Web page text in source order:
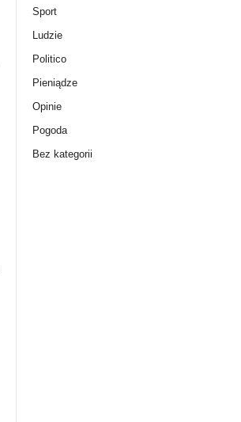
Sport
Ludzie
Politico
Pieniądze
Opinie
Pogoda
Bez kategorii